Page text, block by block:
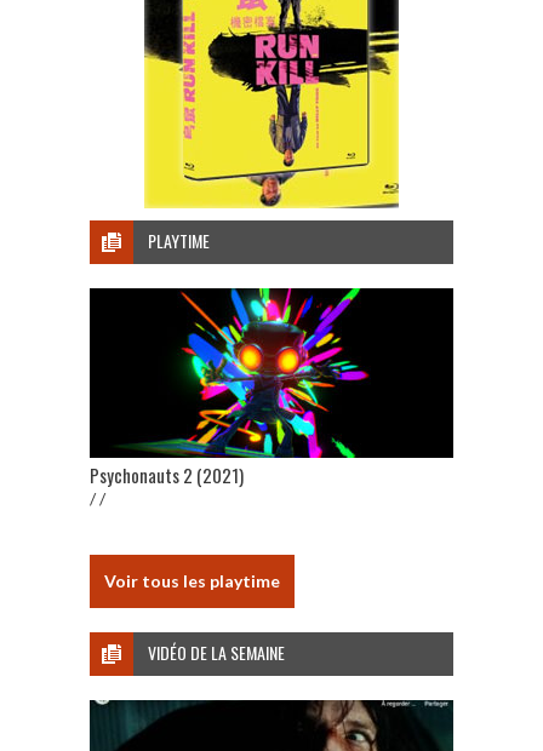
PLAYTIME
Psychonauts 2 (2021)
/ /
Voir tous les playtime
VIDÉO DE LA SEMAINE